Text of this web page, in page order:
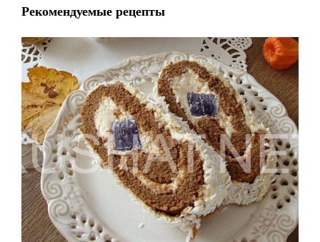
Рекомендуемые рецепты